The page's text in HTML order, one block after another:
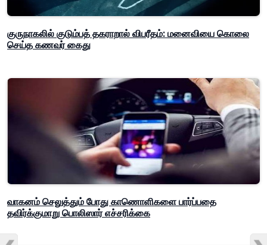
குருநாகலில் குடும்பத் தகராறால் விபரீதம்: மனைவியை கொலை
செய்த கணவர் கைது
வாகனம் செலுத்தும் போது காணொளிகளை பார்ப்பதை
தவிர்க்குமாறு பொலிஸார் எச்சரிக்கை